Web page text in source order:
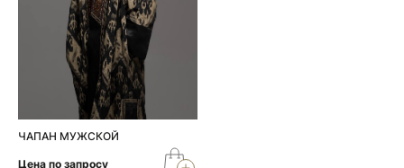
ЧАПАН МУЖСКОЙ
Цена по запросу